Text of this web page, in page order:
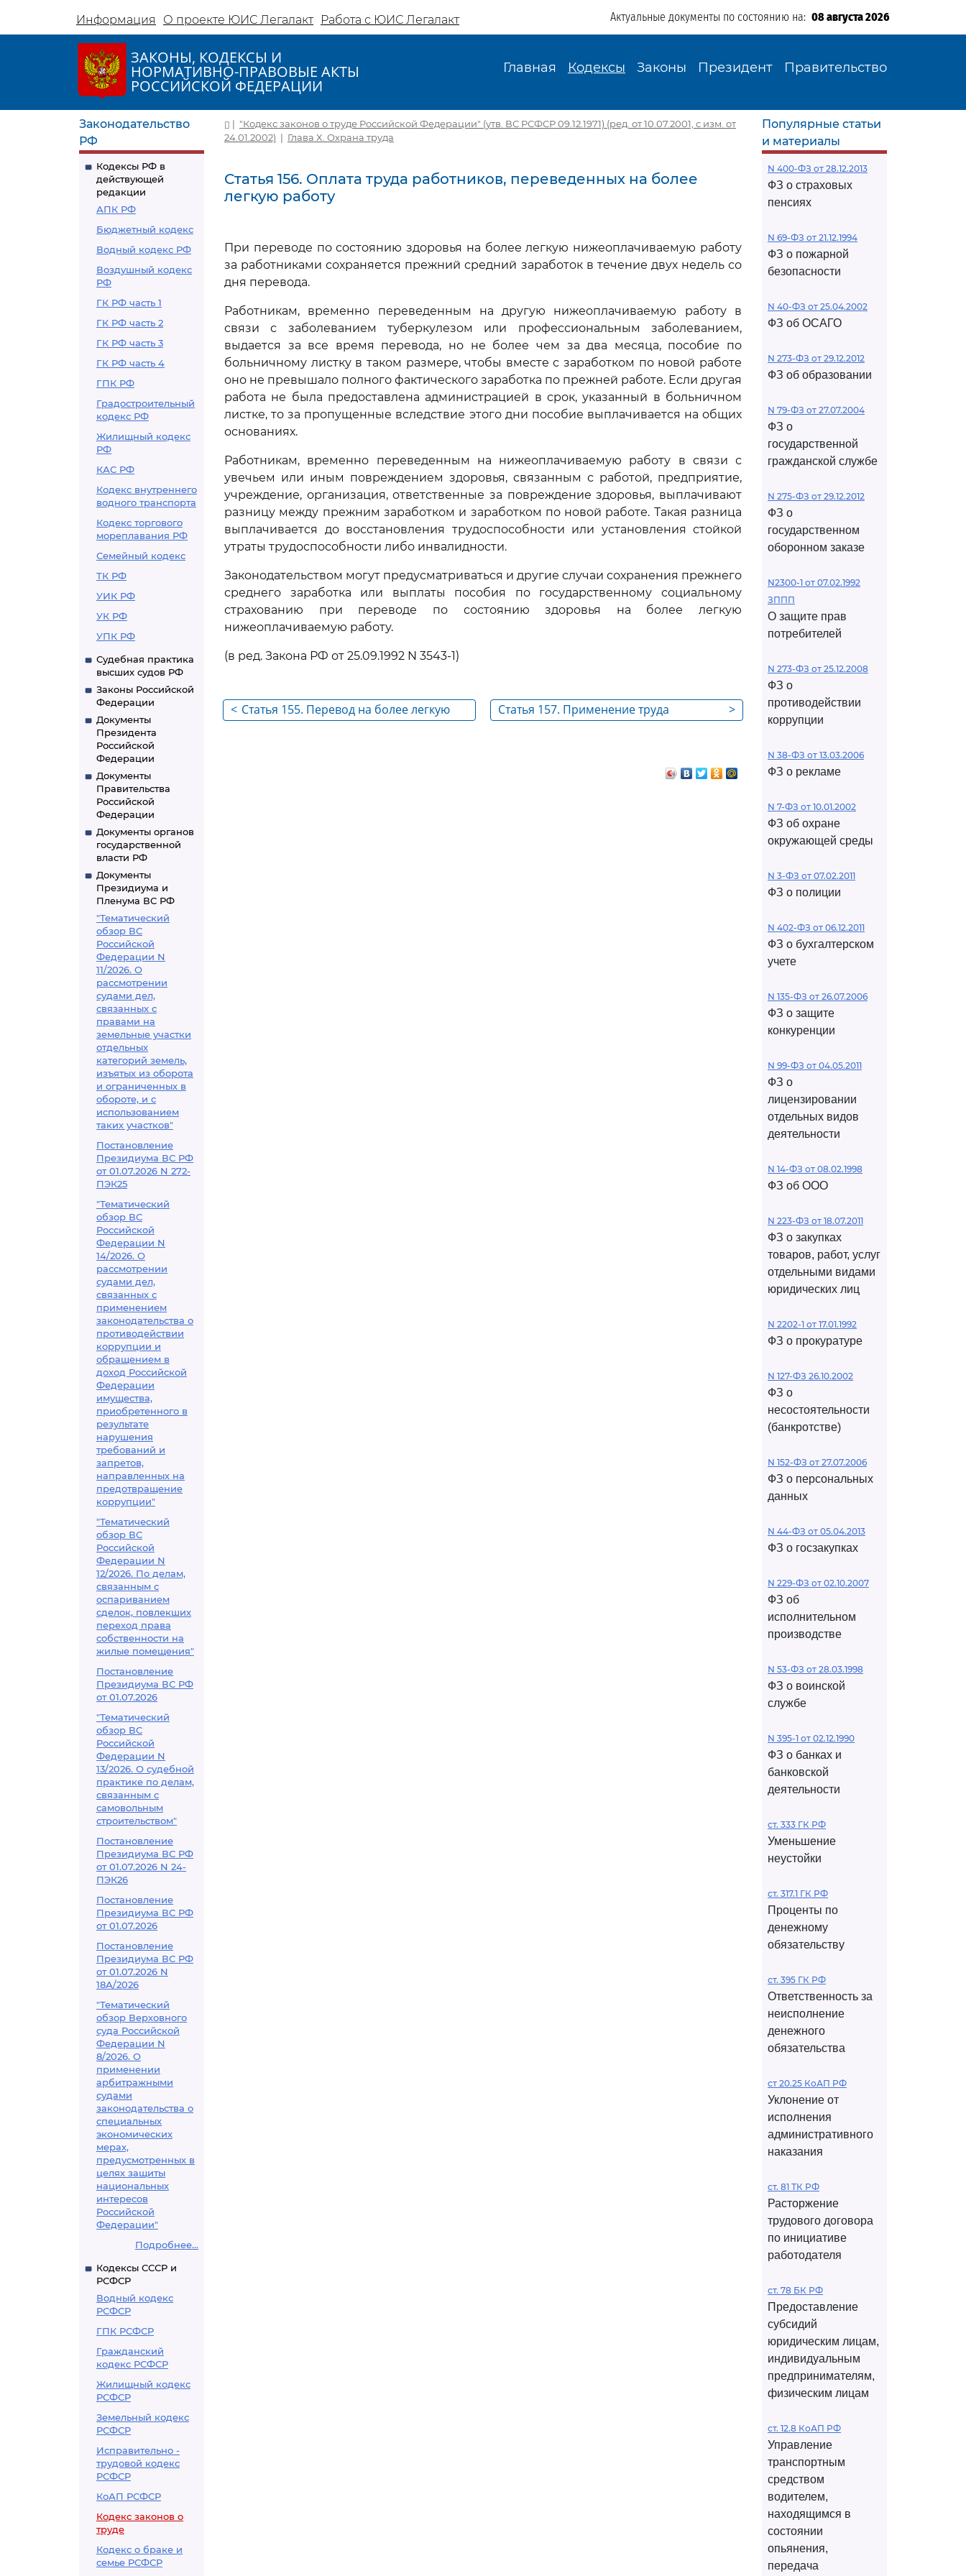
Информация О проекте ЮИС Легалакт Работа с ЮИС Легалакт Актуальные документы по состоянию на: 08 августа 2026
ЗАКОНЫ, КОДЕКСЫ И
НОРМАТИВНО-ПРАВОВЫЕ АКТЫ
РОССИЙСКОЙ ФЕДЕРАЦИИ
Главная Кодексы Законы Президент Правительство
Законодательство
РФ
Кодексы РФ в
действующей
редакции
АПК РФ
Бюджетный кодекс
Водный кодекс РФ
Воздушный кодекс
РФ
ГК РФ часть 1
ГК РФ часть 2
ГК РФ часть 3
ГК РФ часть 4
ГПК РФ
Градостроительный
кодекс РФ
Жилищный кодекс
РФ
КАС РФ
Кодекс внутреннего
водного транспорта
Кодекс торгового
мореплавания РФ
Семейный кодекс
ТК РФ
УИК РФ
УК РФ
УПК РФ
Судебная практика
высших судов РФ
Законы Российской
Федерации
Документы
Президента
Российской
Федерации
Документы
Правительства
Российской
Федерации
Документы органов
государственной
власти РФ
Документы
Президиума и
Пленума ВС РФ
"Тематический
обзор ВС
Российской
Федерации N
11/2026. О
рассмотрении
судами дел,
связанных с
правами на
земельные участки
отдельных
категорий земель,
изъятых из оборота
и ограниченных в
обороте, и с
использованием
таких участков"
Постановление
Президиума ВС РФ
от 01.07.2026 N 272-
ПЭК25
"Тематический
обзор ВС
Российской
Федерации N
14/2026. О
рассмотрении
судами дел,
связанных с
применением
законодательства о
противодействии
коррупции и
обращением в
доход Российской
Федерации
имущества,
приобретенного в
результате
нарушения
требований и
запретов,
направленных на
предотвращение
коррупции"
"Тематический
обзор ВС
Российской
Федерации N
12/2026. По делам,
связанным с
оспариванием
сделок, повлекших
переход права
собственности на
жилые помещения"
Постановление
Президиума ВС РФ
от 01.07.2026
"Тематический
обзор ВС
Российской
Федерации N
13/2026. О судебной
практике по делам,
связанным с
самовольным
строительством"
Постановление
Президиума ВС РФ
от 01.07.2026 N 24-
ПЭК26
Постановление
Президиума ВС РФ
от 01.07.2026
Постановление
Президиума ВС РФ
от 01.07.2026 N
18А/2026
"Тематический
обзор Верховного
суда Российской
Федерации N
8/2026. О
применении
арбитражными
судами
законодательства о
специальных
экономических
мерах,
предусмотренных в
целях защиты
национальных
интересов
Российской
Федерации"
Подробнее...
Кодексы СССР и
РСФСР
Водный кодекс
РСФСР
ГПК РСФСР
Гражданский
кодекс РСФСР
Жилищный кодекс
РСФСР
Земельный кодекс
РСФСР
Исправительно -
трудовой кодекс
РСФСР
КоАП РСФСР
Кодекс законов о
труде
Кодекс о браке и
семье РСФСР
| "Кодекс законов о труде Российской Федерации" (утв. ВС РСФСР 09.12.1971) (ред. от 10.07.2001, с изм. от
24.01.2002) | Глава X. Охрана труда
Статья 156. Оплата труда работников, переведенных на более
легкую работу
При переводе по состоянию здоровья на более легкую нижеоплачиваемую работу
за работниками сохраняется прежний средний заработок в течение двух недель со
дня перевода.
Работникам, временно переведенным на другую нижеоплачиваемую работу в
связи с заболеванием туберкулезом или профессиональным заболеванием,
выдается за все время перевода, но не более чем за два месяца, пособие по
больничному листку в таком размере, чтобы вместе с заработком по новой работе
оно не превышало полного фактического заработка по прежней работе. Если другая
работа не была предоставлена администрацией в срок, указанный в больничном
листке, то за пропущенные вследствие этого дни пособие выплачивается на общих
основаниях.
Работникам, временно переведенным на нижеоплачиваемую работу в связи с
увечьем или иным повреждением здоровья, связанным с работой, предприятие,
учреждение, организация, ответственные за повреждение здоровья, выплачивают
разницу между прежним заработком и заработком по новой работе. Такая разница
выплачивается до восстановления трудоспособности или установления стойкой
утраты трудоспособности либо инвалидности.
Законодательством могут предусматриваться и другие случаи сохранения прежнего
среднего заработка или выплаты пособия по государственному социальному
страхованию при переводе по состоянию здоровья на более легкую
нижеоплачиваемую работу.
(в ред. Закона РФ от 25.09.1992 N 3543-1)
< Статья 155. Перевод на более легкую
>
Статья 157. Применение труда
Популярные статьи
и материалы
N 400-ФЗ от 28.12.2013
ФЗ о страховых
пенсиях
N 69-ФЗ от 21.12.1994
ФЗ о пожарной
безопасности
N 40-ФЗ от 25.04.2002
ФЗ об ОСАГО
N 273-ФЗ от 29.12.2012
ФЗ об образовании
N 79-ФЗ от 27.07.2004
ФЗ о
государственной
гражданской службе
N 275-ФЗ от 29.12.2012
ФЗ о
государственном
оборонном заказе
N2300-1 от 07.02.1992
ЗППП
О защите прав
потребителей
N 273-ФЗ от 25.12.2008
ФЗ о
противодействии
коррупции
N 38-ФЗ от 13.03.2006
ФЗ о рекламе
N 7-ФЗ от 10.01.2002
ФЗ об охране
окружающей среды
N 3-ФЗ от 07.02.2011
ФЗ о полиции
N 402-ФЗ от 06.12.2011
ФЗ о бухгалтерском
учете
N 135-ФЗ от 26.07.2006
ФЗ о защите
конкуренции
N 99-ФЗ от 04.05.2011
ФЗ о
лицензировании
отдельных видов
деятельности
N 14-ФЗ от 08.02.1998
ФЗ об ООО
N 223-ФЗ от 18.07.2011
ФЗ о закупках
товаров, работ, услуг
отдельными видами
юридических лиц
N 2202-1 от 17.01.1992
ФЗ о прокуратуре
N 127-ФЗ 26.10.2002
ФЗ о
несостоятельности
(банкротстве)
N 152-ФЗ от 27.07.2006
ФЗ о персональных
данных
N 44-ФЗ от 05.04.2013
ФЗ о госзакупках
N 229-ФЗ от 02.10.2007
ФЗ об
исполнительном
производстве
N 53-ФЗ от 28.03.1998
ФЗ о воинской
службе
N 395-1 от 02.12.1990
ФЗ о банках и
банковской
деятельности
ст. 333 ГК РФ
Уменьшение
неустойки
ст. 317.1 ГК РФ
Проценты по
денежному
обязательству
ст. 395 ГК РФ
Ответственность за
неисполнение
денежного
обязательства
ст 20.25 КоАП РФ
Уклонение от
исполнения
административного
наказания
ст. 81 ТК РФ
Расторжение
трудового договора
по инициативе
работодателя
ст. 78 БК РФ
Предоставление
субсидий
юридическим лицам,
индивидуальным
предпринимателям,
физическим лицам
ст. 12.8 КоАП РФ
Управление
транспортным
средством
водителем,
находящимся в
состоянии
опьянения,
передача